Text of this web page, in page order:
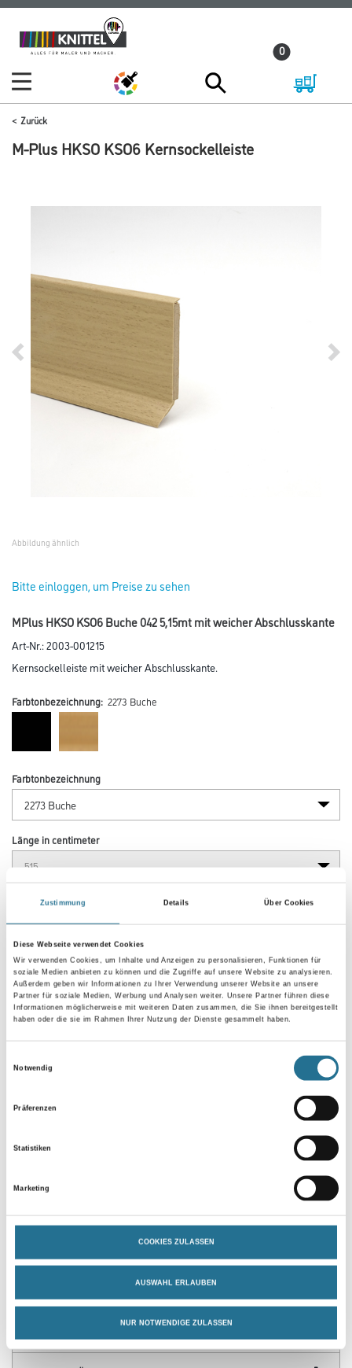
Zustimmung Details Über Cookies
Diese Webseite verwendet Cookies
Wir verwenden Cookies, um Inhalte und Anzeigen zu personalisieren, Funktionen für
soziale Medien anbieten zu können und die Zugriffe auf unsere Website zu analysieren.
Außerdem geben wir Informationen zu Ihrer Verwendung unserer Website an unsere
Partner für soziale Medien, Werbung und Analysen weiter. Unsere Partner führen diese
Informationen möglicherweise mit weiteren Daten zusammen, die Sie ihnen bereitgestellt
haben oder die sie im Rahmen Ihrer Nutzung der Dienste gesammelt haben.
Notwendig
Präferenzen
Statistiken
Marketing
COOKIES ZULASSEN
AUSWAHL ERLAUBEN
NUR NOTWENDIGE ZULASSEN
Zum
Inhalt
Zum
Navigationsmenü
0
Zurück
M-Plus HKSO KSO6 Kernsockelleiste
Abbildung ähnlich
Bitte einloggen, um Preise zu sehen
MPlus HKSO KSO6 Buche 042 5,15mt mit weicher Abschlusskante
Art-Nr.:2003-001215
Kernsockelleiste mit weicher Abschlusskante.
Farbtonbezeichnung: 2273 Buche
Farbtonbezeichnung
Länge in centimeter
Breite in centimeter
Gebinde
Umrechnungsfaktoren
PRODUKTEIGENSCHAFTEN